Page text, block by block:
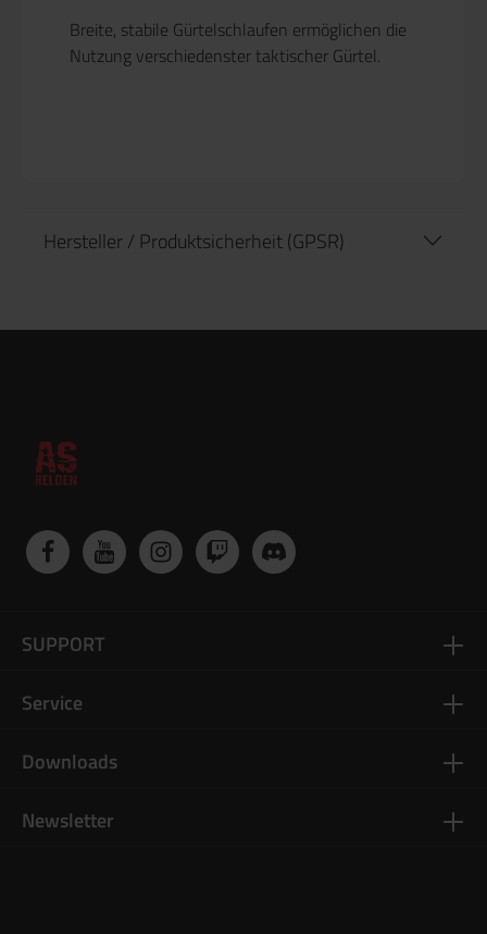
Breite, stabile Gürtelschlaufen ermöglichen die
Nutzung verschiedenster taktischer Gürtel.
Hersteller / Produktsicherheit (GPSR)
Newsletter
SUPPORT
Service
Downloads